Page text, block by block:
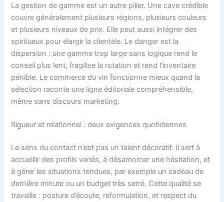
La gestion de gamme est un autre pilier. Une cave crédible
couvre généralement plusieurs régions, plusieurs couleurs
et plusieurs niveaux de prix. Elle peut aussi intégrer des
spiritueux pour élargir la clientèle. Le danger est la
dispersion : une gamme trop large sans logique rend le
conseil plus lent, fragilise la rotation et rend l’inventaire
pénible. Le commerce du vin fonctionne mieux quand la
sélection raconte une ligne éditoriale compréhensible,
même sans discours marketing.
Rigueur et relationnel : deux exigences quotidiennes
Le sens du contact n’est pas un talent décoratif. Il sert à
accueillir des profils variés, à désamorcer une hésitation, et
à gérer les situations tendues, par exemple un cadeau de
dernière minute ou un budget très serré. Cette qualité se
travaille : posture d’écoute, reformulation, et respect du